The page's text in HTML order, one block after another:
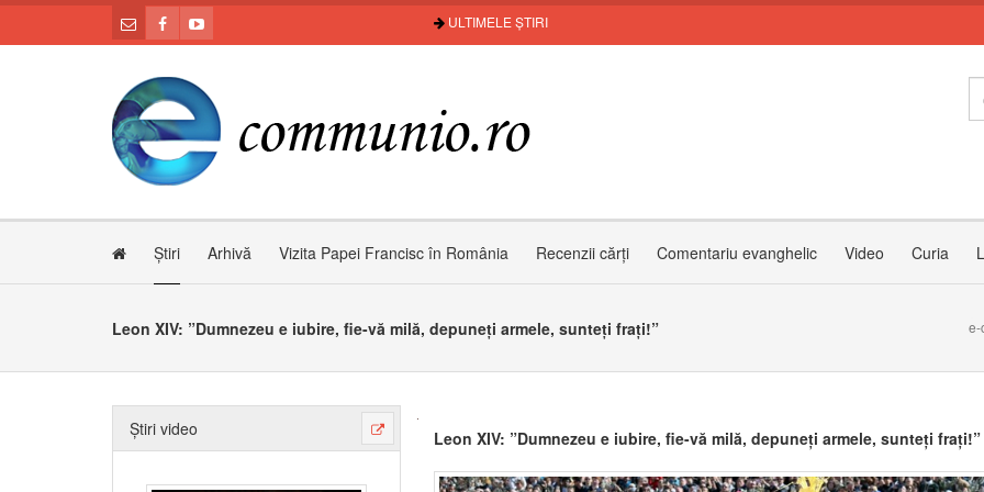
ULTIMELE ȘTIRI
Știri Arhivă Vizita Papei Francisc în România Recenzii cărți Comentariu evanghelic Video Curia
Leon XIV: ”Dumnezeu e iubire, fie-vă milă, depuneți armele, sunteți frați!” e-
Știri video Leon XIV: ”Dumnezeu e iubire, fie-vă milă, depuneți armele, sunteți frați!”